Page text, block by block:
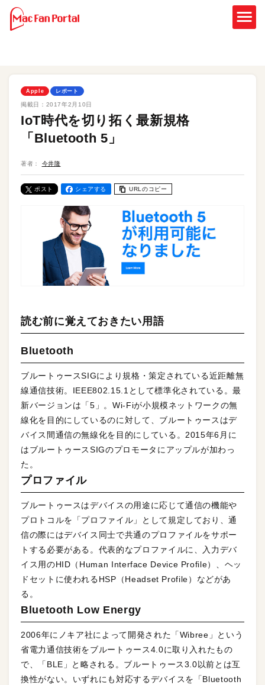
Apple レポート
掲載日： 2017年2月10日
IoT時代を切り拓く最新規格
「Bluetooth 5」
著者： 今井隆
ポスト シェアする URLのコピー
読む前に覚えておきたい用語
Bluetooth
ブルートゥースSIGにより規格・策定されている近距離無
線通信技術。IEEE802.15.1として標準化されている。最
新バージョンは「5」。Wi-Fiが小規模ネットワークの無
線化を目的にしているのに対して、ブルートゥースはデ
バイス間通信の無線化を目的にしている。2015年6月に
はブルートゥースSIGのプロモータにアップルが加わっ
た。
プロファイル
ブルートゥースはデバイスの用途に応じて通信の機能や
プロトコルを「プロファイル」として規定しており、通
信の際にはデバイス同士で共通のプロファイルをサポー
トする必要がある。代表的なプロファイルに、入力デバ
イス用のHID（Human Interface Device Profile）、ヘッ
ドセットに使われるHSP（Headset Profile）などがあ
る。
Bluetooth Low Energy
2006年にノキア社によって開発された「Wibree」という
省電力通信技術をブルートゥース4.0に取り入れたもの
で、「BLE」と略される。ブルートゥース3.0以前とは互
換性がない。いずれにも対応するデバイスを「Bluetooth